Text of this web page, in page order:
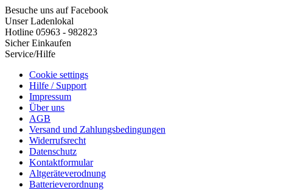
Besuche uns auf Facebook
Unser Ladenlokal
Hotline 05963 - 982823
Sicher Einkaufen
Service/Hilfe
Cookie settings
Hilfe / Support
Impressum
Über uns
AGB
Versand und Zahlungsbedingungen
Widerrufsrecht
Datenschutz
Kontaktformular
Altgeräteverodnung
Batterieverordnung